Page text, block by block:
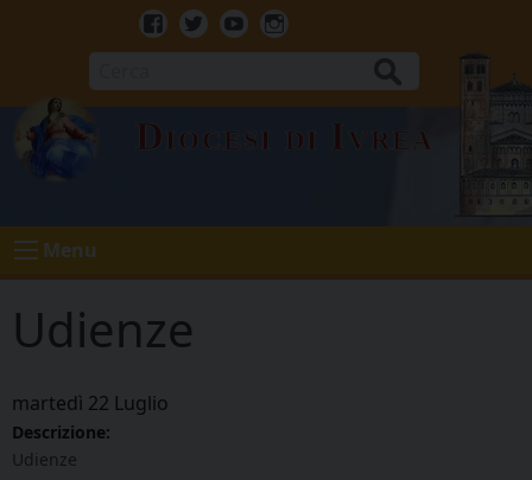
Facebook
TwitterYoutubeInstagram
Diocesi di Ivrea
Menu
Udienze
martedì 22 Luglio
Descrizione:
Udienze